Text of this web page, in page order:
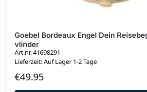
Goebel Bordeaux Engel Dein
vlinder
Art.nr. 41698291
Lieferzeit: Auf Lager 1-2 Tage
€49.95